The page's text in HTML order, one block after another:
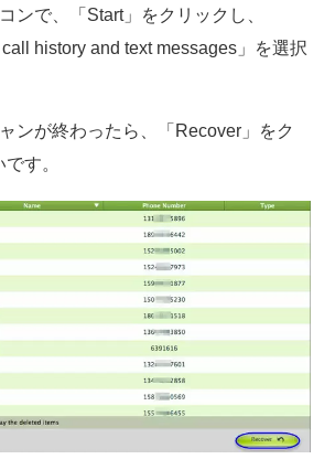
ンで、「Start」をクリックし、
call history and text messages」を選択
ンが終わったら、「Recover」をク
す。